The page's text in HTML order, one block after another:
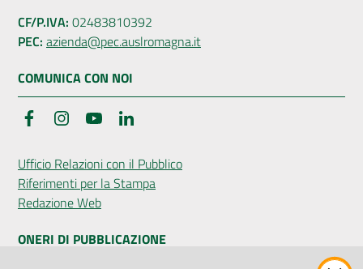
CF/P.IVA: 02483810392
PEC: azienda@pec.auslromagna.it
COMUNICA CON NOI
FacebookInstagramYouTube
Ufficio Relazioni con il Pubblico
Riferimenti per la Stampa
Redazione Web
ONERI DI PUBBLICAZIONE